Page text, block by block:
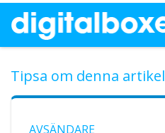
till
innehållet
Tipsa om denna artikel
AVSÄNDARE